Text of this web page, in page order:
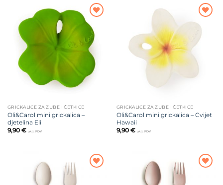
Dodajte
na listu
želja
GRICKALICE ZA ZUBE I ČETKICE
Oli&Carol mini grickalica –
djetelina Eli
9,90 € uklj. PDV
Dodajte
GRICKALICE ZA ZUBE I ČETKICE
Oli&Carol mini grickalica – Cvijet
Hawaii
9,90 € uklj. PDV